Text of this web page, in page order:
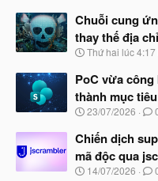
à
y
b
ắ
đ
ầ
u
Chuỗi cung
thay thế địa
N
à
b
ắ
đ
ầ
u
Thứ hai lúc 4:17
PoC vừa
thành mục
N
à
b
ắ
23/07/2026
Chiến dịch
mã độc qua
N
14/07/2026